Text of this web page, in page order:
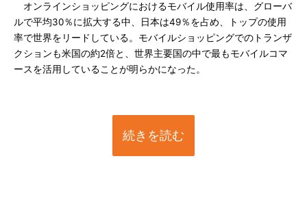
オンラインショッピングにおけるモバイル使用率は、グローバ
ルで平均30％に拡大する中、日本は49％を占め、トップの使用
率で世界をリードしている。モバイルショッピングでのトランザ
クションも米国の約2倍と、世界主要国の中で最もモバイルコマ
ースを活用していることが明らかになった。
続きを読む